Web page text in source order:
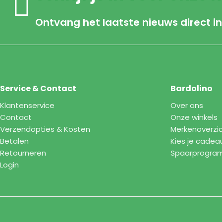
Ontvang het laatste nieuws direct
Service & Contact
Klantenservice
Contact
Verzendopties & Kosten
Betalen
Retourneren
Login
Bardolino
Over ons
Onze winkels
Kies je